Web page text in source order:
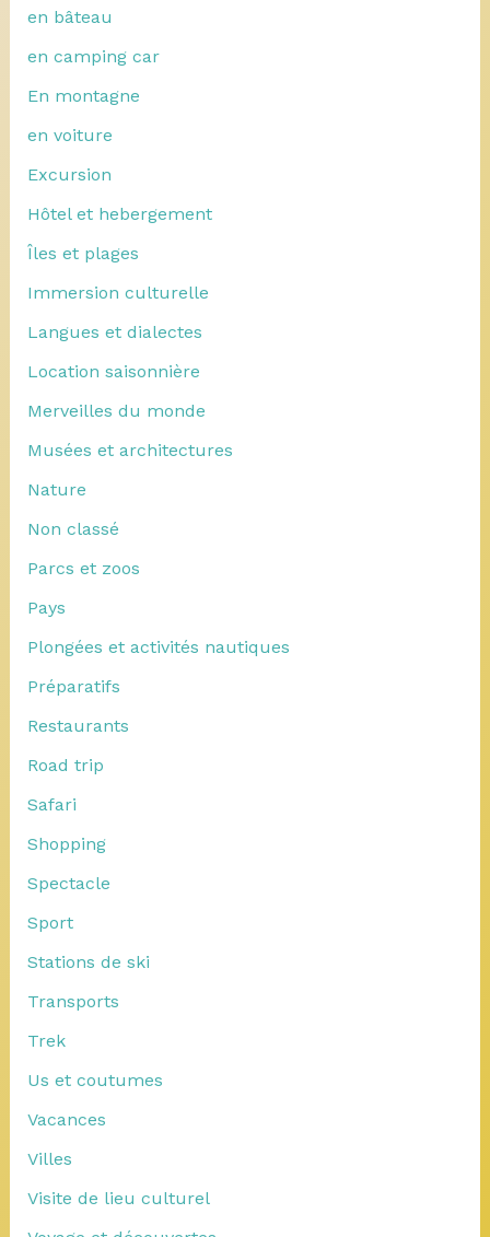
en bâteau
en camping car
En montagne
en voiture
Excursion
Hôtel et hebergement
Îles et plages
Immersion culturelle
Langues et dialectes
Location saisonnière
Merveilles du monde
Musées et architectures
Nature
Non classé
Parcs et zoos
Pays
Plongées et activités nautiques
Préparatifs
Restaurants
Road trip
Safari
Shopping
Spectacle
Sport
Stations de ski
Transports
Trek
Us et coutumes
Vacances
Villes
Visite de lieu culturel